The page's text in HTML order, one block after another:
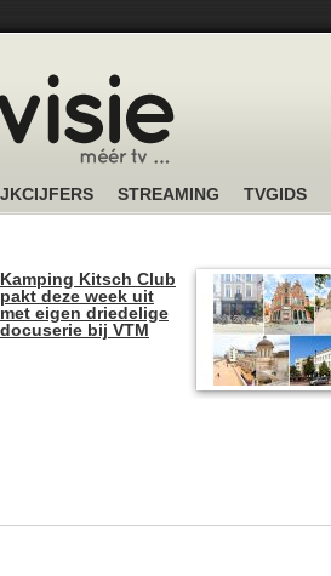
STREAMING TVGIDS
Kamping Kitsch Club
pakt deze week uit
met eigen driedelige
docuserie bij VTM